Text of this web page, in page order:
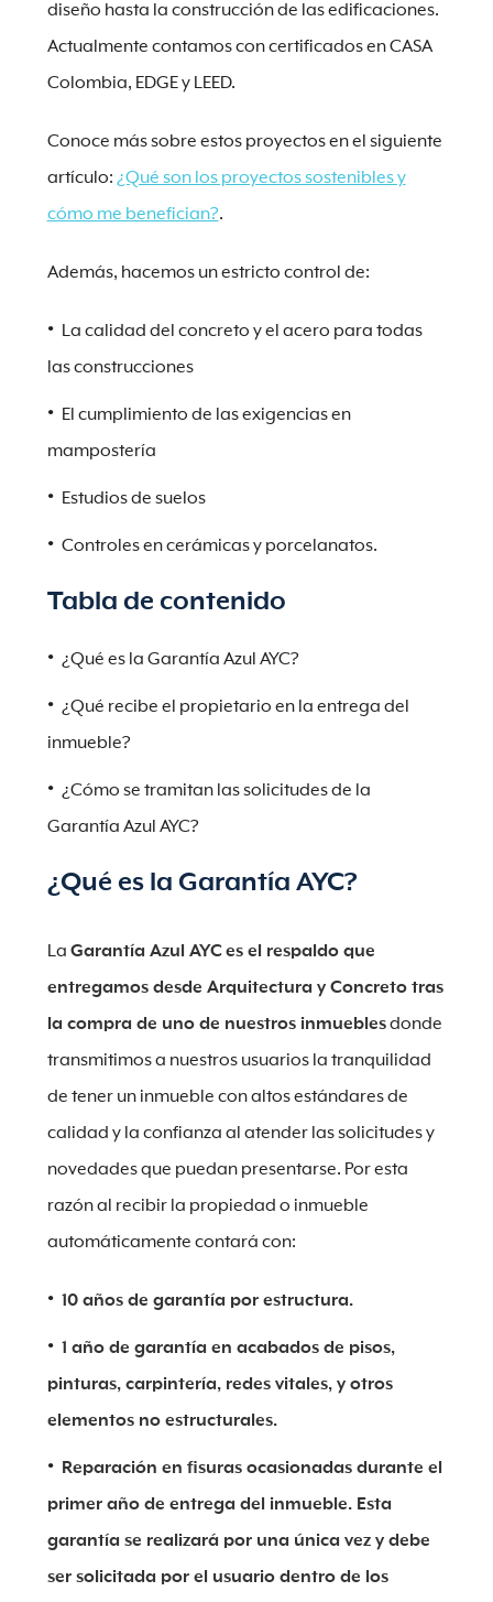
diseño hasta la construcción de las edificaciones.
Actualmente contamos con certificados en CASA
Colombia, EDGE y LEED.
Conoce más sobre estos proyectos en el siguiente
artículo: ¿Qué son los proyectos sostenibles y
cómo me benefician?.
Además, hacemos un estricto control de:
La calidad del concreto y el acero para todas
las construcciones
El cumplimiento de las exigencias en
mampostería
Estudios de suelos
Controles en cerámicas y porcelanatos.
Tabla de contenido
¿Qué es la Garantía Azul AYC?
¿Qué recibe el propietario en la entrega del
inmueble?
¿Cómo se tramitan las solicitudes de la
Garantía Azul AYC?
¿Qué es la Garantía AYC?
La Garantía Azul AYC es el respaldo que
entregamos desde Arquitectura y Concreto tras
la compra de uno de nuestros inmueblesdonde
transmitimos a nuestros usuarios la tranquilidad
de tener un inmueble con altos estándares de
calidad y la confianza al atender las solicitudes y
novedades que puedan presentarse. Por esta
razón al recibir la propiedad o inmueble
automáticamente contará con:
10 años de garantía por estructura.
1 año de garantía en acabados de pisos,
pinturas, carpintería, redes vitales, y otros
elementos no estructurales.
Reparación en fisuras ocasionadas durante el
primer año de entrega del inmueble. Esta
garantía se realizará por una única vez y debe
ser solicitada por el usuario dentro de los